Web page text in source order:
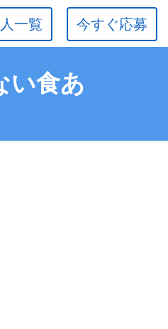
今すぐ応募
一覧
い食あ